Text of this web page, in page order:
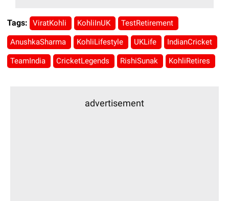
Tags: ViratKohli KohliInUK TestRetirement
AnushkaSharma KohliLifestyle UKLife IndianCricket
TeamIndia CricketLegends RishiSunak KohliRetires
advertisement